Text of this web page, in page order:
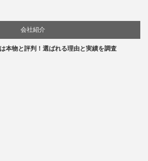
会社紹介
本物と評判！選ばれる理由と実績を調査